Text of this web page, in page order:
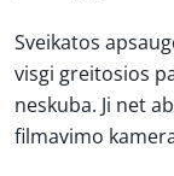
Sveikatos
visgi greitosios
neskuba. Ji net
filmavimo